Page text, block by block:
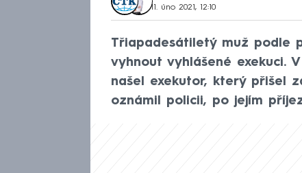
11. úno 2021, 12:10
Třiapadesátiletý muž podle
vyhnout vyhlášené exekuci.
našel exekutor, který přišel
oznámil policii, po jejím